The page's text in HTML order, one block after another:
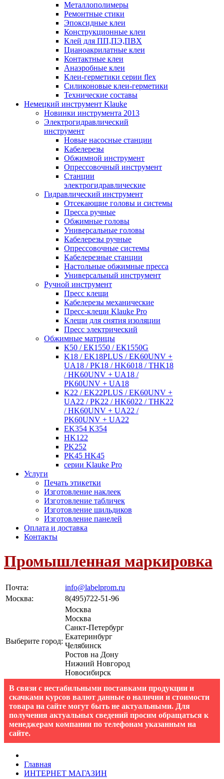
Металлополимеры
Ремонтные стики
Эпоксидные клеи
Конструкционные клеи
Клей для ПП,ПЭ,ПВХ
Цианоакрилатные клеи
Контактные клеи
Анаэробные клеи
Клеи-герметики серии flex
Силиконовые клеи-герметики
Технические составы
Немецкий инструмент Klauke
Новинки инструмента 2013
Электрогидравлический
инструмент
Новые насосные станции
Кабелерезы
Обжимной инструмент
Опрессовочный инструмент
Станции
электрогидравлические
Гидравлический инструмент
Отсекающие головы и системы
Пресса ручные
Обжимные головы
Универсальные головы
Кабелерезы ручные
Опрессовочные системы
Кабелерезные станции
Настольные обжимные пресса
Универсальный инструмент
Ручной инструмент
Пресс клещи
Кабелерезы механические
Пресс-клещи Klauke Pro
Клещи для снятия изоляции
Пресс электрический
Обжимные матрицы
К50 / ЕК1550 / ЕК1550G
K18 / EK18PLUS / EK60UNV +
UA18 / PK18 / HK6018 / THK18
/ HK60UNV + UA18 /
PK60UNV + UA18
K22 / EK22PLUS / EK60UNV +
UA22 / PK22 / HK6022 / THK22
/ HK60UNV + UA22 /
PK60UNV + UA22
EK354 K354
HK122
PK252
PK45 HK45
серии Klauke Pro
Услуги
Печать этикетки
Изготовление наклеек
Изготовление табличек
Изготовление шильдиков
Изготовление панелей
Оплата и доставка
Контакты
Промышленная маркировка
Почта:
info@labelprom.ru
Москва: 8(495)722-51-96
Выберите город:
Москва
Москва
Санкт-Петербург
Екатеринбург
Челябинск
Ростов на Дону
Нижний Новгород
Новосибирск
В связи с нестабильными поставками продукции и
скачками курсов валют данные о наличии и стоимости
товара на сайте могут быть не актуальными. Для
получения актуальных сведений просим обращаться к
менеджерам компании по телефонам указанным на
сайте.
Главная
ИНТЕРНЕТ МАГАЗИН